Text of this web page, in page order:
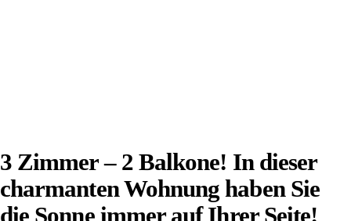
3 Zimmer – 2 Balkone! In dieser
charmanten Wohnung haben Sie
die Sonne immer auf Ihrer Seite!